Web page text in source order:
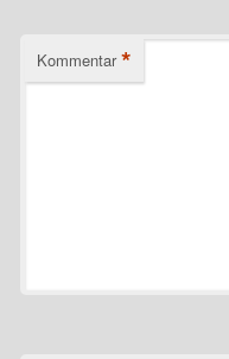
Kommentar *